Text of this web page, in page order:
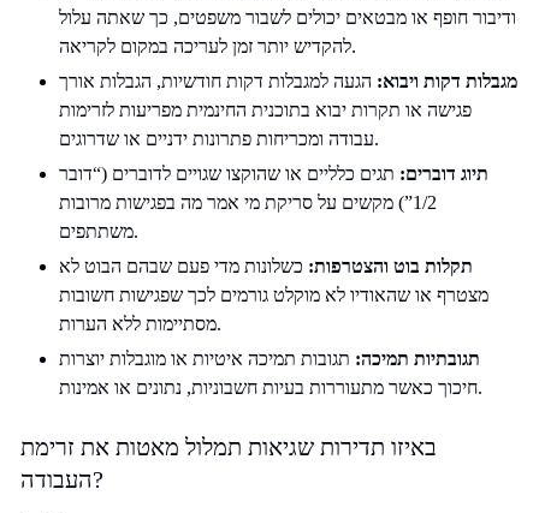
ודיבור חופף או מבטאים יכולים לשבור משפטים, כך שאתה עלול
להקדיש יותר זמן לעריכה במקום לקריאה.
מגבלות דקות ויבוא: הגעה למגבלות דקות חודשיות, הגבלות אורך
פגישה או תקרות יבוא בתוכנית החינמית מפריעות לזרימות
עבודה ומכריחות פתרונות ידניים או שדרוגים.
תיוג דוברים: תגים כלליים או שהוקצו שגויים לדוברים (“דובר
1/2”) מקשים על סריקת מי אמר מה בפגישות מרובות
משתתפים.
תקלות בוט והצטרפות: כשלונות מדי פעם שבהם הבוט לא
מצטרף או שהאודיו לא מוקלט גורמים לכך שפגישות חשובות
מסתיימות ללא הערות.
תגובתיות תמיכה: תגובות תמיכה איטיות או מוגבלות יוצרות
חיכוך כאשר מתעוררות בעיות חשבוניות, נתונים או אמינות.
באיזו תדירות שגיאות תמלול מאטות את זרימת
העבודה?